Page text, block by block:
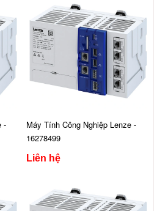
-
Máy Tính Công Nghiệp Lenze -
16278499
Liên hệ